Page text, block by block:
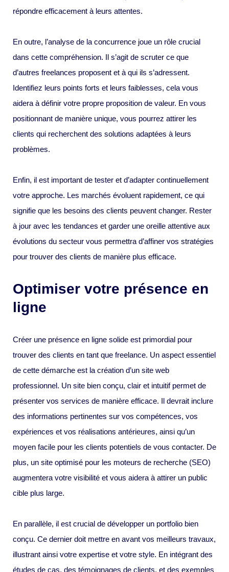
répondre efficacement à leurs attentes.
En outre, l’analyse de la concurrence joue un rôle crucial
dans cette compréhension. Il s’agit de scruter ce que
d’autres freelances proposent et à qui ils s’adressent.
Identifiez leurs points forts et leurs faiblesses, cela vous
aidera à définir votre propre proposition de valeur. En vous
positionnant de manière unique, vous pourrez attirer les
clients qui recherchent des solutions adaptées à leurs
problèmes.
Enfin, il est important de tester et d’adapter continuellement
votre approche. Les marchés évoluent rapidement, ce qui
signifie que les besoins des clients peuvent changer. Rester
à jour avec les tendances et garder une oreille attentive aux
évolutions du secteur vous permettra d’affiner vos stratégies
pour trouver des clients de manière plus efficace.
Optimiser votre présence en
ligne
Créer une présence en ligne solide est primordial pour
trouver des clients en tant que freelance. Un aspect essentiel
de cette démarche est la création d’un site web
professionnel. Un site bien conçu, clair et intuitif permet de
présenter vos services de manière efficace. Il devrait inclure
des informations pertinentes sur vos compétences, vos
expériences et vos réalisations antérieures, ainsi qu’un
moyen facile pour les clients potentiels de vous contacter. De
plus, un site optimisé pour les moteurs de recherche (SEO)
augmentera votre visibilité et vous aidera à attirer un public
cible plus large.
En parallèle, il est crucial de développer un portfolio bien
conçu. Ce dernier doit mettre en avant vos meilleurs travaux,
illustrant ainsi votre expertise et votre style. En intégrant des
études de cas, des témoignages de clients, et des exemples